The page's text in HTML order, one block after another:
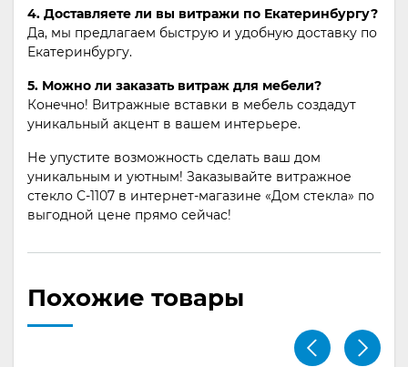
4. Доставляете ли вы витражи по Екатеринбургу?
Да, мы предлагаем быструю и удобную доставку по
Екатеринбургу.
5. Можно ли заказать витраж для мебели?
Конечно! Витражные вставки в мебель создадут
уникальный акцент в вашем интерьере.
Не упустите возможность сделать ваш дом
уникальным и уютным! Заказывайте витражное
стекло С-1107 в интернет-магазине «Дом стекла» по
выгодной цене прямо сейчас!
Похожие товары